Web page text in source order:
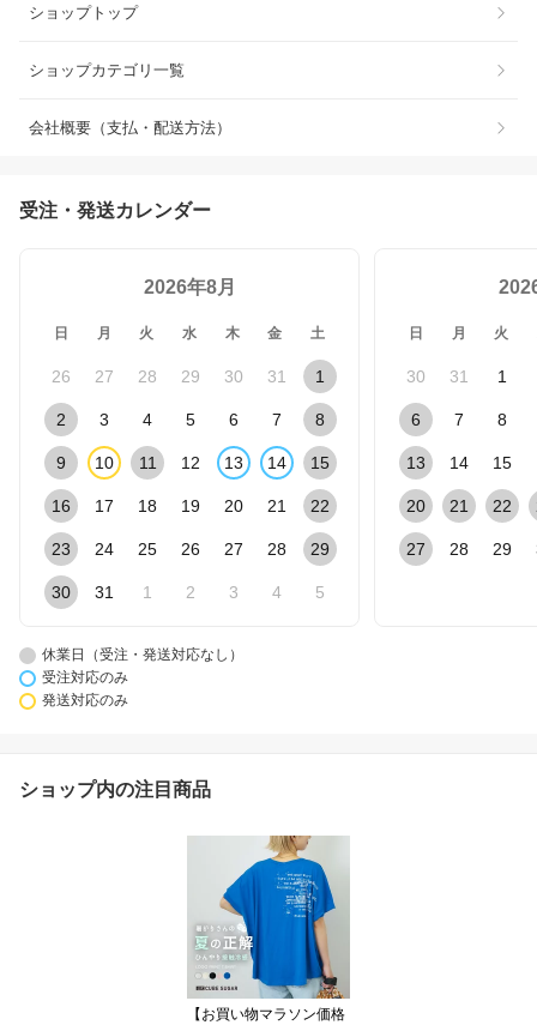
ショップトップ
ショップカテゴリ一覧
会社概要（支払・配送方法）
受注・発送カレンダー
2026年8月
日 月 火 水 木 金 土
26 27 28 29 30 31 1
2 3 4 5 6 7 8
9 10 11 12 13 14 15
16 17 18 19 20 21 22
23 24 25 26 27 28 29
30 31 1 2 3 4 5
日 月 火
30 31 1
6 7 8
13 14 15
20 21 22
27 28 29
休業日（受注・発送対応なし）
受注対応のみ
発送対応のみ
ショップ内の注目商品
【お買い物マラソン価格